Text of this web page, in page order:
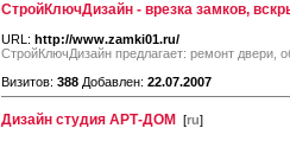
СтройКлючДизайн - врезка замков,
URL: http://www.zamki01.ru/
СтройКлючДизайн предлагает: ремонт двери,
Визитов: 388 Добавлен: 22.07.2007
Дизайн студия АРТ-ДОМ [ru]